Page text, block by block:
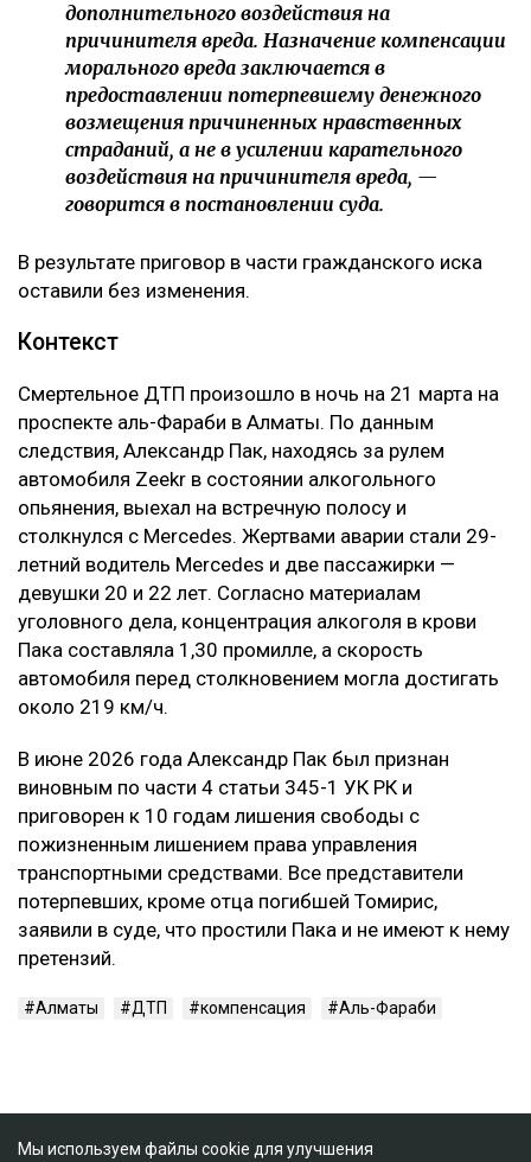
дополнительного воздействия на
причинителя вреда. Назначение компенсации
морального вреда заключается в
предоставлении потерпевшему денежного
возмещения причиненных нравственных
страданий, а не в усилении карательного
воздействия на причинителя вреда, —
говорится в постановлении суда.
В результате приговор в части гражданского иска
оставили без изменения.
Контекст
Смертельное ДТП произошло в ночь на 21 марта на
проспекте аль-Фараби в Алматы. По данным
следствия, Александр Пак, находясь за рулем
автомобиля Zeekr в состоянии алкогольного
опьянения, выехал на встречную полосу и
столкнулся с Mercedes. Жертвами аварии стали 29-
летний водитель Mercedes и две пассажирки —
девушки 20 и 22 лет. Согласно материалам
уголовного дела, концентрация алкоголя в крови
Пака составляла 1,30 промилле, а скорость
автомобиля перед столкновением могла достигать
около 219 км/ч.
В июне 2026 года Александр Пак был признан
виновным по части 4 статьи 345-1 УК РК и
приговорен к 10 годам лишения свободы с
пожизненным лишением права управления
транспортными средствами. Все представители
потерпевших, кроме отца погибшей Томирис,
заявили в суде, что простили Пака и не имеют к нему
претензий.
Алматы ДТП компенсация Аль-Фараби
Мы используем файлы cookie для улучшения